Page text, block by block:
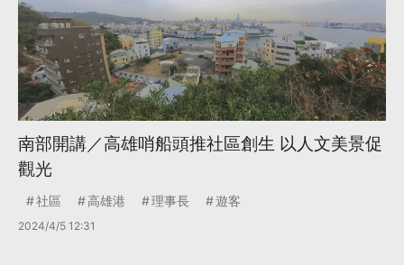
南部開講／高雄哨船頭推社區創生 以人文美景促
觀光
社區 高雄港 理事長 遊客
2024/4/5 12:31